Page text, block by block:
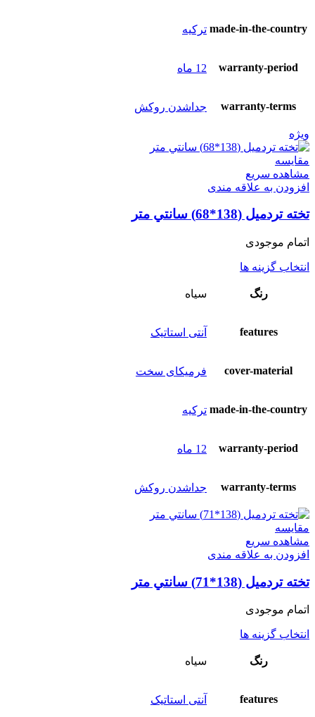
made-in-the-country ترکیه
warranty-period 12 ماه
warranty-terms جداشدن روکش
ویژه
مقایسه
مشاهده سریع
افزودن به علاقه مندی
تخته تردمیل (138*68) سانتي متر
اتمام موجودی
انتخاب گزینه ها
رنگ سياه
features آنتی استاتیک
cover-material فرمیکای سخت
made-in-the-country ترکیه
warranty-period 12 ماه
warranty-terms جداشدن روکش
مقایسه
مشاهده سریع
افزودن به علاقه مندی
تخته تردمیل (138*71) سانتي متر
اتمام موجودی
انتخاب گزینه ها
رنگ سياه
features آنتی استاتیک